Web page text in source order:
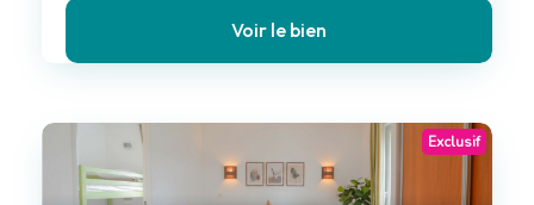
Voir le bien
Exclusif